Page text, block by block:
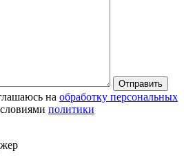
на обработку персональных
политики